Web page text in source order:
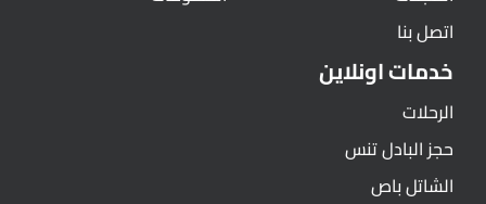
اتصل بنا
خدمات اونلاين
الرحلات
حجز البادل تنس
الشاتل باص